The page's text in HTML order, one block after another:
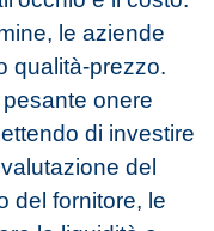
le aziende
qualità-prezzo.
onere
di investire
del
del fornitore, le